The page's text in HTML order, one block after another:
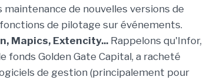
maintenance de nouvelles versions de
de pilotage sur événements.
Mapics, Extencity... Rappelons qu'Infor,
Golden Gate Capital, a racheté
de gestion (principalement pour